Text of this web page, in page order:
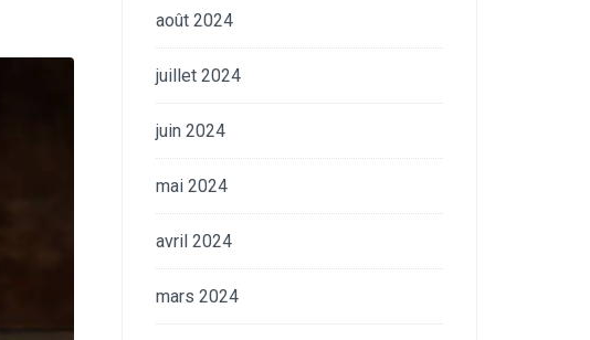
août 2024
juillet 2024
juin 2024
mai 2024
avril 2024
mars 2024